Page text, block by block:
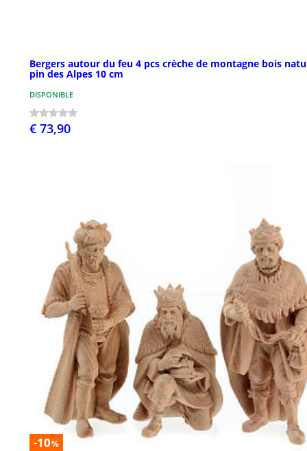
Bergers autour du feu 4 pcs crèche de montagne bois
pin des Alpes 10 cm
DISPONIBLE
€ 73,90
-10%